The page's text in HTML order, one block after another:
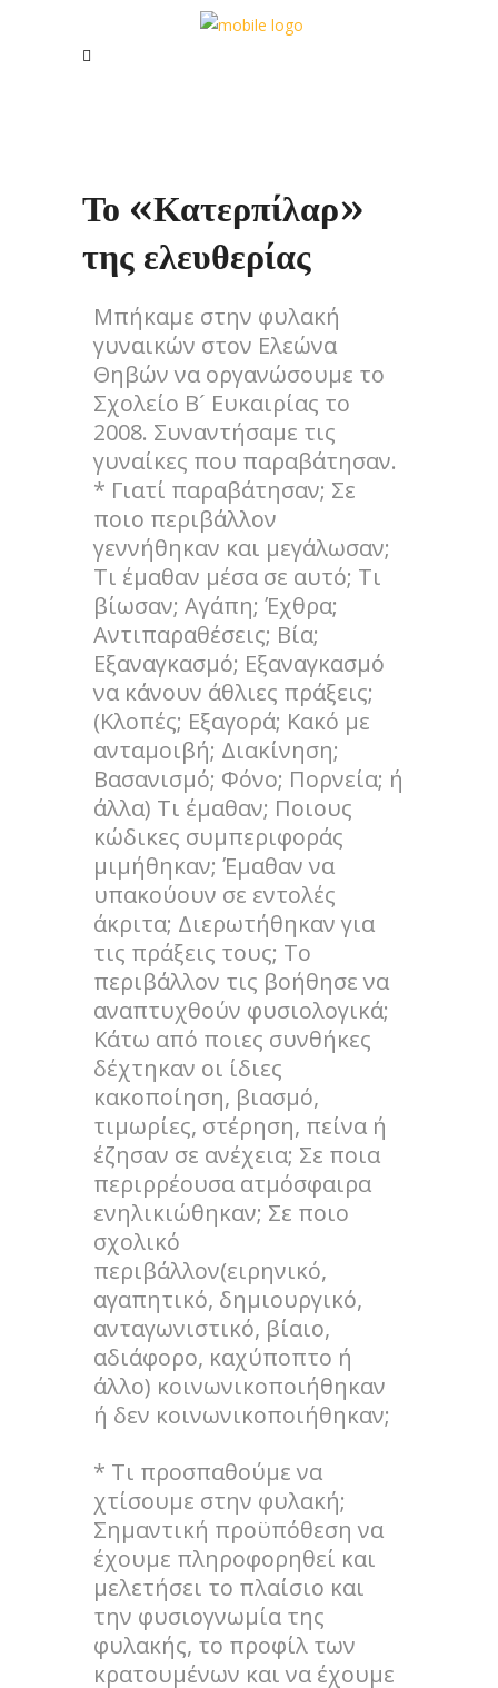
Το «Κατερπίλαρ»
της ελευθερίας
Μπήκαμε στην φυλακή
γυναικών στον Ελεώνα
Θηβών να οργανώσουμε το
Σχολείο Β´ Ευκαιρίας το
2008. Συναντήσαμε τις
γυναίκες που παραβάτησαν.
* Γιατί παραβάτησαν; Σε
ποιο περιβάλλον
γεννήθηκαν και μεγάλωσαν;
Τι έμαθαν μέσα σε αυτό; Τι
βίωσαν; Αγάπη; Έχθρα;
Αντιπαραθέσεις; Βία;
Εξαναγκασμό; Εξαναγκασμό
να κάνουν άθλιες πράξεις;
(Κλοπές; Εξαγορά; Κακό με
ανταμοιβή; Διακίνηση;
Βασανισμό; Φόνο; Πορνεία; ή
άλλα) Τι έμαθαν; Ποιους
κώδικες συμπεριφοράς
μιμήθηκαν; Έμαθαν να
υπακούουν σε εντολές
άκριτα; Διερωτήθηκαν για
τις πράξεις τους; Το
περιβάλλον τις βοήθησε να
αναπτυχθούν φυσιολογικά;
Κάτω από ποιες συνθήκες
δέχτηκαν οι ίδιες
κακοποίηση, βιασμό,
τιμωρίες, στέρηση, πείνα ή
έζησαν σε ανέχεια; Σε ποια
περιρρέουσα ατμόσφαιρα
ενηλικιώθηκαν; Σε ποιο
σχολικό
περιβάλλον(ειρηνικό,
αγαπητικό, δημιουργικό,
ανταγωνιστικό, βίαιο,
αδιάφορο, καχύποπτο ή
άλλο) κοινωνικοποιήθηκαν
ή δεν κοινωνικοποιήθηκαν;
* Τι προσπαθούμε να
χτίσουμε στην φυλακή;
Σημαντική προϋπόθεση να
έχουμε πληροφορηθεί και
μελετήσει το πλαίσιο και
την φυσιογνωμία της
φυλακής, το προφίλ των
κρατουμένων και να έχουμε